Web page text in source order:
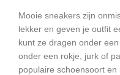
Mooie sneakers zijn
lekker en geven je outfit
kunt ze dragen onder
onder een rokje, jurk of
populaire schoensoort en